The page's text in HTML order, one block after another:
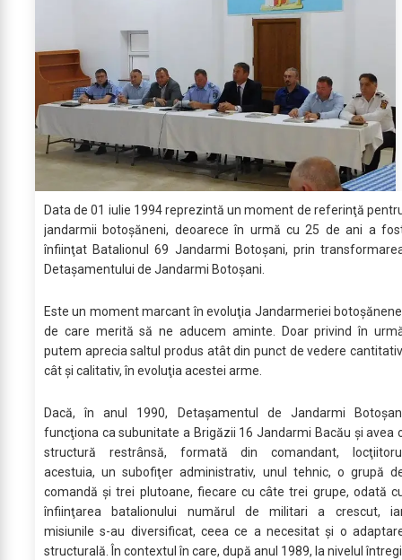
Data de 01 iulie 1994 reprezintă un moment de referinţă
jandarmii botoşăneni, deoarece în urmă cu 25 de ani a
înfiinţat Batalionul 69 Jandarmi Botoşani, prin
Detaşamentului de Jandarmi Botoşani.
Este un moment marcant în evoluţia Jandarmeriei
de care merită să ne aducem aminte. Doar privind în
putem aprecia saltul produs atât din punct de vedere
cât şi calitativ, în evoluţia acestei arme.
Dacă, în anul 1990, Detaşamentul de Jandarmi
funcţiona ca subunitate a Brigăzii 16 Jandarmi Bacău şi avea
structură restrânsă, formată din comandant,
acestuia, un subofiţer administrativ, unul tehnic, o grupă
comandă şi trei plutoane, fiecare cu câte trei grupe, odată
înfiinţarea batalionului numărul de militari a crescut,
misiunile s-au diversificat, ceea ce a necesitat şi o
structurală. În contextul în care, după anul 1989, la nivelul